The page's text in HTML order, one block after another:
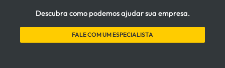
Descubra como podemos ajudar sua empresa.
FALE COM UM ESPECIALISTA